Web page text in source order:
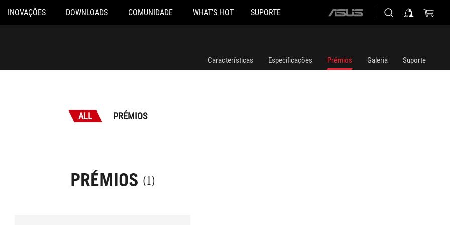
INOVAÇÕES DOWNLOADS COMUNIDADE WHAT'S HOT SUPORTE
ASUS
Características Especificações Prémios Galeria Suporte
ALL PRÉMIOS
PRÉMIOS (1)